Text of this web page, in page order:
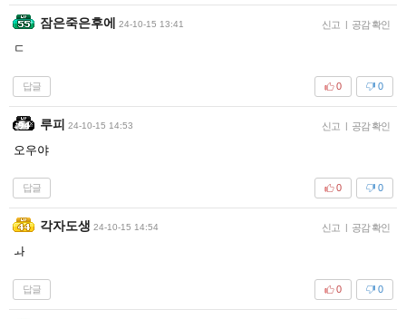
잠은죽은후에 24-10-15 13:41 신고 | 공감 확인
ㄷ
답글 0
0
루피 24-10-15 14:53 신고 | 공감 확인
오우야
답글 0
0
각자도생 24-10-15 14:54 신고 | 공감 확인
ㅘ
답글 0
0